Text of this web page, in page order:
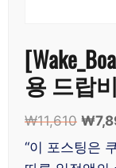
용 드랍
₩11,610 원
래
가
₩
“이 포스팅은